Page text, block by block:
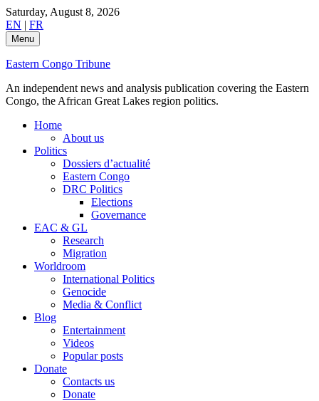
Skip
to
content
Saturday, August 8, 2026
EN | FR
Menu
Eastern Congo Tribune
An independent news and analysis publication covering the Eastern
Congo, the African Great Lakes region politics.
Home
About us
Politics
Dossiers d’actualité
Eastern Congo
DRC Politics
Elections
Governance
EAC & GL
Research
Migration
Worldroom
International Politics
Genocide
Media & Conflict
Blog
Entertainment
Videos
Popular posts
Donate
Contacts us
Donate